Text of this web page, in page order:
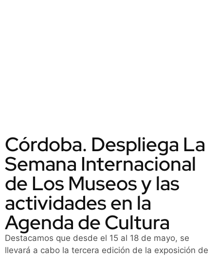
Córdoba. Despliega La
Semana Internacional
de Los Museos y las
actividades en la
Agenda de Cultura
Destacamos que desde el 15 al 18 de mayo, se
llevará a cabo la tercera edición de la exposición de